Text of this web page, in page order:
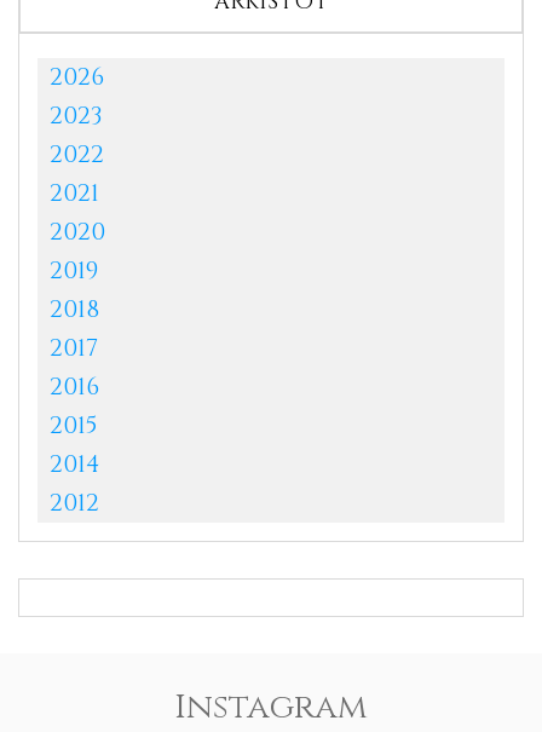
2026
2023
2022
2021
2020
2019
2018
2017
2016
2015
2014
2012
Instagram